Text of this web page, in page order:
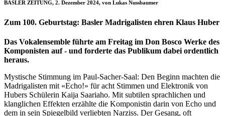
BASLER ZEITUNG, 2. Dezember 2024, von Lukas Nussbaumer
Zum 100. Geburtstag: Basler Madrigalisten ehren Klaus Huber
Das Vokalensemble führte am Freitag im Don Bosco Werke des
Komponisten auf - und forderte das Publikum dabei ordentlich
heraus.
Mystische Stimmung im Paul-Sacher-Saal: Den Beginn machten die
Madrigalisten mit «Echo!» für acht Stimmen und Elektronik von
Hubers Schülerin Kaija Saariaho. Mit subtilen sprachlichen und
klanglichen Effekten erzählte die Komponistin darin von Echo und
dem in sein Spiegelbild verliebten Narziss. Der Gesang, oft